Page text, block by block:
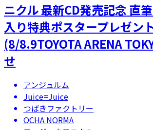
ニクル 最新CD発売記念 直
入り特典ポスタープレゼン
(8/8.9TOYOTA ARENA
せ
アンジュルム
Juice=Juice
つばきファクトリー
OCHA NORMA